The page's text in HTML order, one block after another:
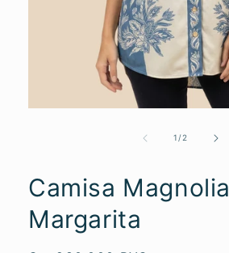
ventana
modal
1 /de
2
Camisa Magnolia
Margarita